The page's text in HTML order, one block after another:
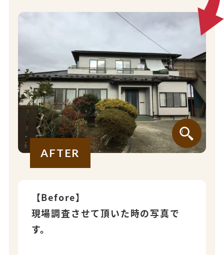
AFTER
【Before】
現場調査させて頂いた時の写真で
す。